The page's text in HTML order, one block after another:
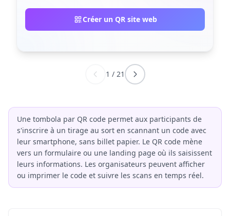
Créer un QR site web
1 / 21
Une tombola par QR code permet aux participants de
s'inscrire à un tirage au sort en scannant un code avec
leur smartphone, sans billet papier. Le QR code mène
vers un formulaire ou une landing page où ils saisissent
leurs informations. Les organisateurs peuvent afficher
ou imprimer le code et suivre les scans en temps réel.